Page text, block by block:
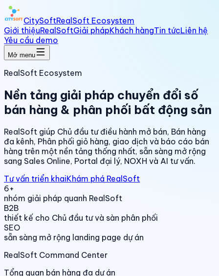
CitySoftRealSoft Ecosystem
Giới thiệuRealSoftGiải phápKhách hàngTin tứcLiên hệ
Yêu cầu demo
Mở menu
RealSoft Ecosystem
Nền tảng giải pháp chuyển đổi số
bán hàng & phân phối bất động sản
RealSoft giúp Chủ đầu tư điều hành mở bán, Bán hàng
đa kênh, Phân phối giỏ hàng, giao dịch và báo cáo bán
hàng trên một nền tảng thống nhất, sẵn sàng mở rộng
sang Sales Online, Portal đại lý, NOXH và AI tư vấn.
Tư vấn triển khaiKhám phá RealSoft
6+
nhóm giải pháp quanh RealSoft
B2B
thiết kế cho Chủ đầu tư và sàn phân phối
SEO
sẵn sàng mở rộng landing page dự án
RealSoft Command Center
Tổng quan bán hàng đa dự án